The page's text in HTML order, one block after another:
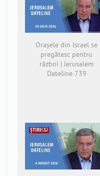
Orașele din Israel se
pregătesc pentru
război | Jerusalem
Dateline 739